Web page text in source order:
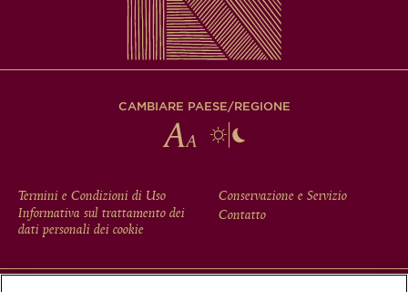
CAMBIARE PAESE/REGIONE
FOOTER
MENU
Termini e Condizioni di Uso
Informativa sul trattamento dei
dati personali dei cookie
Conservazione e Servizio
Contatto